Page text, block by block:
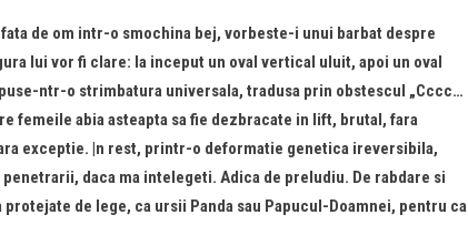
de om intr-o smochina bej, vorbeste-i unui barbat despre
lui vor fi clare: la inceput un oval vertical uluit, apoi un oval
ntr-o strimbatura universala, tradusa prin obstescul „Cccc…
femeile abia asteapta sa fie dezbracate in lift, brutal, fara
exceptie. |n rest, printr-o deformatie genetica ireversibila,
daca ma intelegeti. Adica de preludiu. De rabdare si
de lege, ca ursii Panda sau Papucul-Doamnei, pentru ca